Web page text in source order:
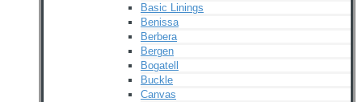
Basic Linings
Benissa
Berbera
Bergen
Bogatell
Buckle
Canvas